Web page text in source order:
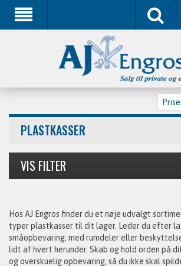
PLASTKASSER
Hos AJ Engros finder du et nøje udvalgt
typer plastkasser til dit lager. Leder du efter
småopbevaring, med rumdeler eller
lidt af hvert herunder. Skab og hold orden på
og overskuelig opbevaring, så du ikke skal